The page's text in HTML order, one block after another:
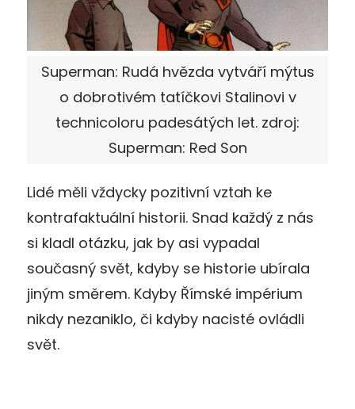
Superman: Rudá hvězda vytváří mýtus
o dobrotivém tatíčkovi Stalinovi v
technicoloru padesátých let. zdroj:
Superman: Red Son
Lidé měli vždycky pozitivní vztah ke
kontrafaktuální historii. Snad každý z nás
si kladl otázku, jak by asi vypadal
současný svět, kdyby se historie ubírala
jiným směrem. Kdyby Římské impérium
nikdy nezaniklo, či kdyby nacisté ovládli
svět.